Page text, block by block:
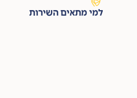
למי מתאים השירות